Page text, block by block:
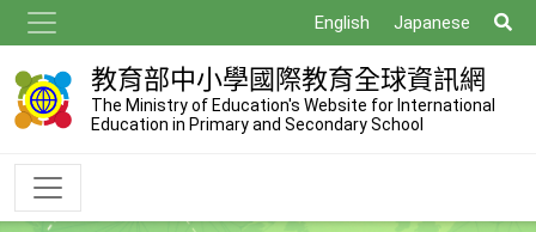
到
主
要
內
English Japanese
尋
教育部中小學國際教育全球資訊網
The Ministry of Education's Website for International
Education in Primary and Secondary School